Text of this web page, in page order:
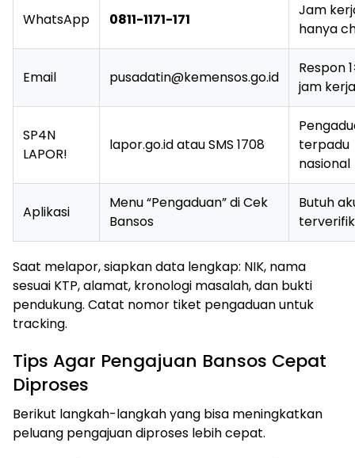
WhatsApp 0811-1171-171
Jam
hanya
Email pusadatin@kemensos.go.id
Respon
jam kerja
SP4N
LAPOR!
lapor.go.id atau SMS 1708
terpadu
nasional
Aplikasi
Menu “Pengaduan” di Cek
Bansos
Butuh
Saat melapor, siapkan data lengkap: NIK, nama
sesuai KTP, alamat, kronologi masalah, dan bukti
pendukung. Catat nomor tiket pengaduan untuk
tracking.
Tips Agar Pengajuan Bansos Cepat
Diproses
Berikut langkah-langkah yang bisa meningkatkan
peluang pengajuan diproses lebih cepat.